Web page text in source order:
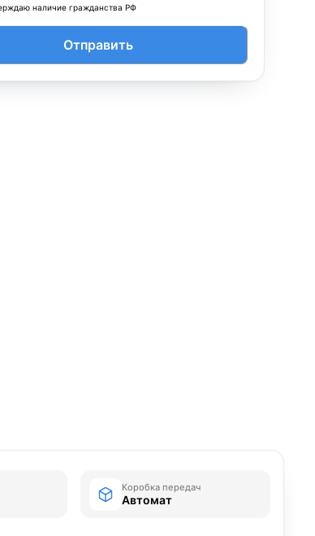
наличие гражданства РФ
Отправить
Коробка передач
Автомат